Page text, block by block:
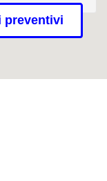
preventivi